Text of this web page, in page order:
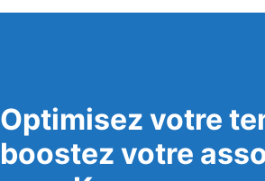
Optimisez votre
boostez votre